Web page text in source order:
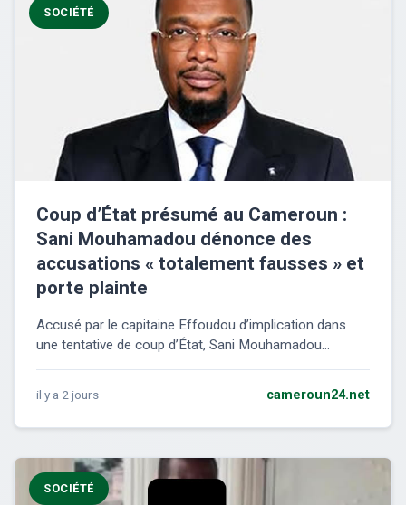
SOCIÉTÉ
Coup d’État présumé au Cameroun :
Sani Mouhamadou dénonce des
accusations « totalement fausses » et
porte plainte
Accusé par le capitaine Effoudou d’implication dans
une tentative de coup d’État, Sani Mouhamadou...
il y a 2 jours cameroun24.net
SOCIÉTÉ